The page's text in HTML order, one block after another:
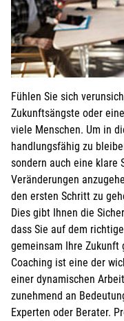
Fühlen Sie sich
Zukunftsängste oder
viele Menschen. Um in
handlungsfähig zu
sondern auch eine klare
Veränderungen
den ersten Schritt zu
Dies gibt Ihnen die
dass Sie auf dem
gemeinsam Ihre Zukunft
Coaching ist eine der
einer dynamischen
zunehmend an
Experten oder Berater.